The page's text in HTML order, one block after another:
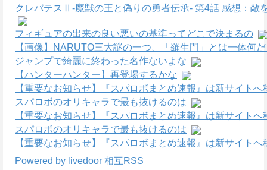
クレバテスⅡ-魔獣の王と偽りの勇者伝承- 第4話 感想：敵
フィギュアの出来の良い悪いの基準ってどこで決まるの
【画像】NARUTO三大謎の一つ、「羅生門」とは一体何
ジャンプで綺麗に終わった名作ないよな
【ハンターハンター】再登場するかな
【重要なお知らせ】『スパロボまとめ速報』は新サイトへ
スパロボのオリキャラで最も抜けるのは
【重要なお知らせ】『スパロボまとめ速報』は新サイトへ
スパロボのオリキャラで最も抜けるのは
【重要なお知らせ】『スパロボまとめ速報』は新サイトへ
Powered by livedoor 相互RSS